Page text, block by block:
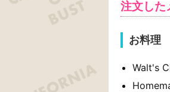
注文した
お料理
Walt's